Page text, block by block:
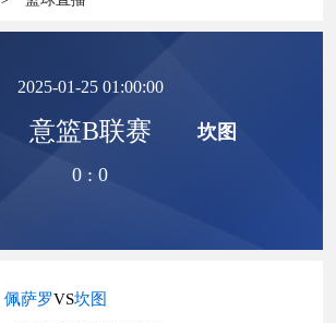
2025-01-25 01:00:00
意篮B联赛
0 :0
坎图
佩萨罗VS坎图